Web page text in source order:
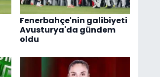
Fenerbahçe'nin galibiyeti
Avusturya'da gündem
oldu